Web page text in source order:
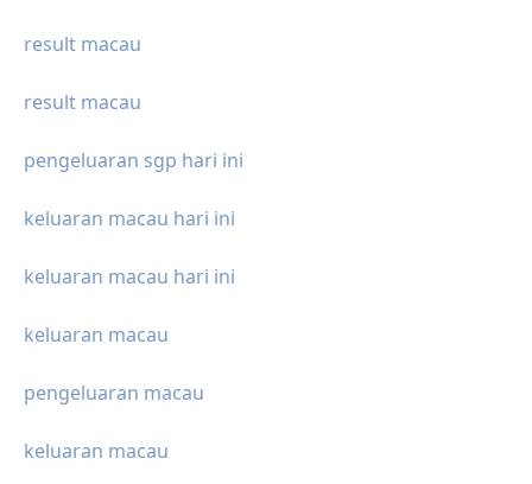
result macau
result macau
pengeluaran sgp hari ini
keluaran macau hari ini
keluaran macau hari ini
keluaran macau
pengeluaran macau
keluaran macau